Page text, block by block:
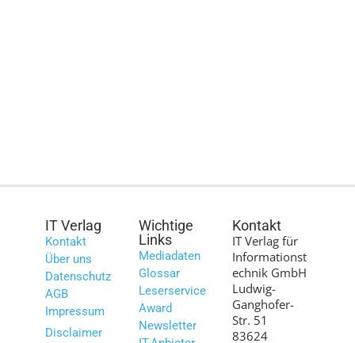
IT Verlag
Kontakt
Über uns
Datenschutz
AGB
Impressum
Disclaimer
Wichtige
Links
Mediadaten
Glossar
Leserservice
Award
Newsletter
Kontakt
IT Verlag für
Informationst
echnik GmbH
Ludwig-
Ganghofer-
Str. 51
83624